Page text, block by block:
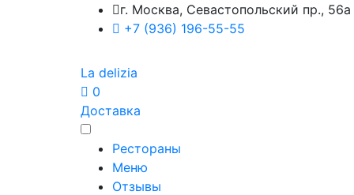
г. Москва, Севастопольский пр., 56а
+7 (936) 196-55-55
La delizia
0
Доставка
Рестораны
Меню
Отзывы